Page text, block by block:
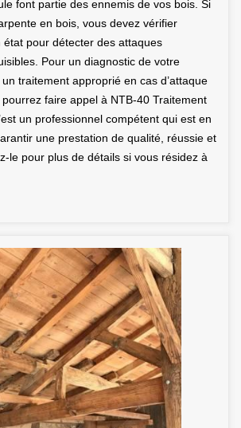
font partie des ennemis de vos bois. Si
en bois, vous devez vérifier
état pour détecter des attaques
Pour un diagnostic de votre
traitement approprié en cas d’attaque
faire appel à NTB-40 Traitement
un professionnel compétent qui est en
une prestation de qualité, réussie et
le pour plus de détails si vous résidez à